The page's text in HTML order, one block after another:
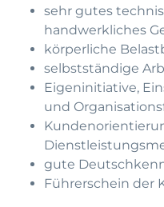
sehr gutes
handwerkliches
körperliche
selbstständige
Eigeninitiative,
und
gute
Führerschein der